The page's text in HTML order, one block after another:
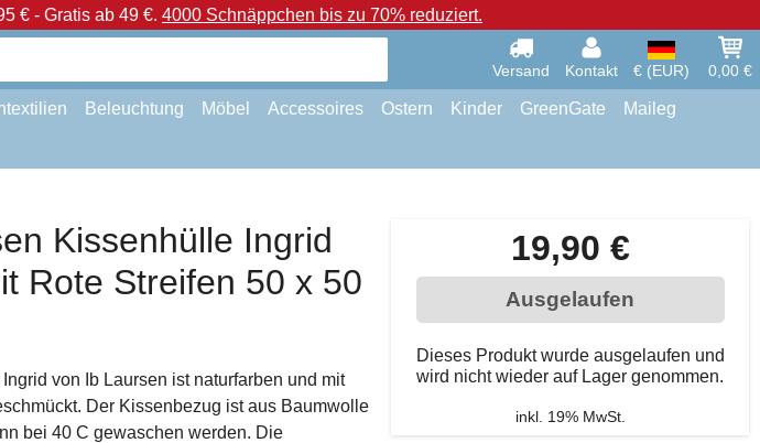
€ - Gratis ab 49 €. 4000 Schnäppchen bis zu 70% reduziert.
Versand Kontakt € (EUR) 0,00 €
Beleuchtung Möbel Accessoires Ostern Kinder GreenGate Maileg
19,90 €
Ausgelaufen
Dieses Produkt wurde ausgelaufen und
wird nicht wieder auf Lager genommen.
inkl. 19% MwSt.
Kissenhülle Ingrid
Rote Streifen 50 x 50
von Ib Laursen ist naturfarben und mit
Der Kissenbezug ist aus Baumwolle
bei 40 C gewaschen werden. Die